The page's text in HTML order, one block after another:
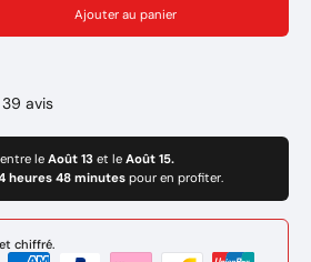
Ajouter au panier
39 avis
leAoût 13 et le Août 15.
heures 48 minutes pour en profiter.
chiffré.